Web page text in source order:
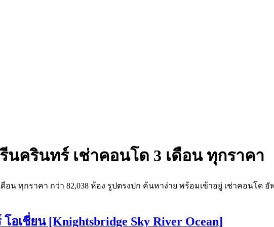
นครินทร์ เช่าคอนโด 3 เดือน ทุกราคา
น ทุกราคา กว่า 82,038 ห้อง รูปตรงปก ค้นหาง่าย พร้อมเข้าอยู่ เช่าคอนโด อั
อเชี่ยน [Knightsbridge Sky River Ocean]